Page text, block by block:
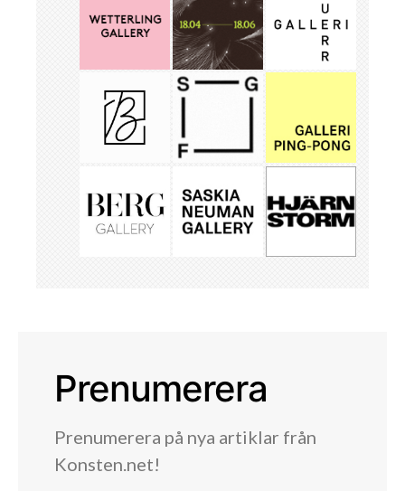
Prenumerera
Prenumerera på nya artiklar från
Konsten.net!